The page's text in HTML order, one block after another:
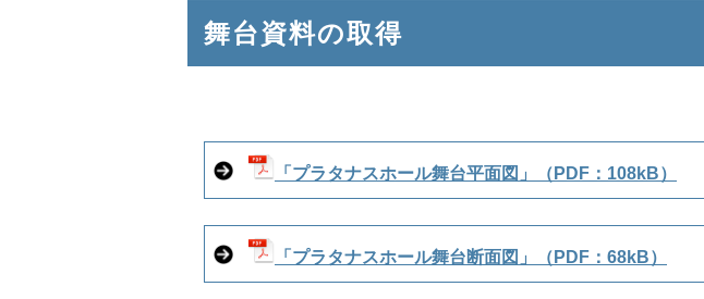
位
置：
舞台資料の取得
「プラタナスホール舞台平面図」（PDF：108kB）
「プラタナスホール舞台断面図」（PDF：68kB）